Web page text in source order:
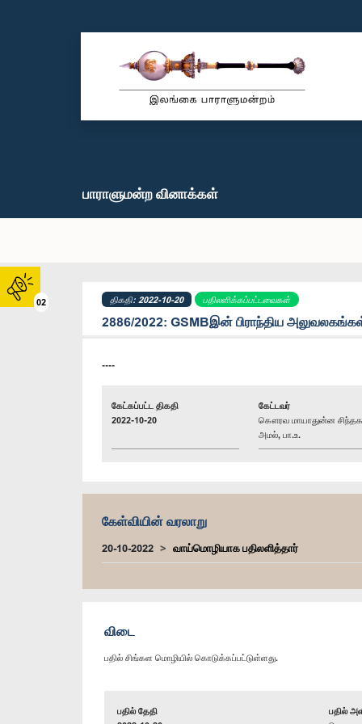
02
பாராளுமன்ற வினாக்கள்
திகதி: 2022-10-20 பதிலளிக்கப்பட்டவைகள்
2886/2022: GSMBஇன் பிராந்திய
----
கேட்கப்பட்ட திகதி
2022-10-20
கேட்டவர்
கௌரவ மாயாதுன்ன சிந்தக
அமல், பா.உ.
கேள்வியின் வரலாறு
20-10-2022 வாய்மொழியாக பதிலளித்தார்
விடை
பதில் சிங்கள மொழியில் கொடுக்கப்பட்டுள்ளது.
பதில் தேதி
பதில்